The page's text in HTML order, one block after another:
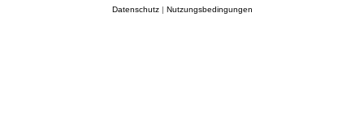
Datenschutz| Nutzungsbedingungen